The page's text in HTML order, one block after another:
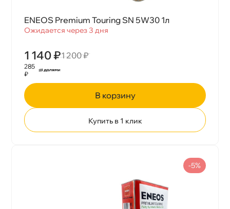
ENEOS Premium Touring SN 5W30 1л
Ожидается через 3 дня
1 140 ₽1 200 ₽
285
₽
корзину
Купить в 1 клик
-5%